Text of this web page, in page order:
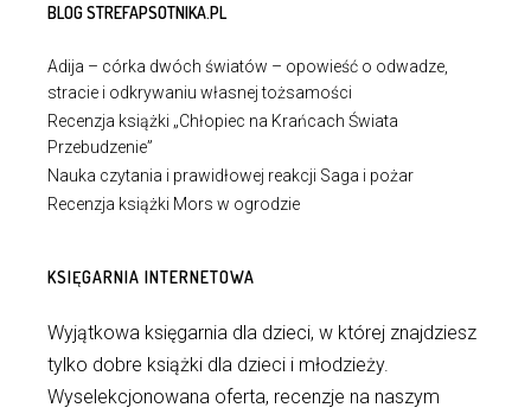
BLOG STREFAPSOTNIKA.PL
Adija – córka dwóch światów – opowieść o odwadze,
stracie i odkrywaniu własnej tożsamości
Recenzja książki „Chłopiec na Krańcach Świata
Przebudzenie”
Nauka czytania i prawidłowej reakcji Saga i pożar
Recenzja książki Mors w ogrodzie
KSIĘGARNIA INTERNETOWA
Wyjątkowa księgarnia dla dzieci, w której znajdziesz
tylko dobre książki dla dzieci i młodzieży.
Wyselekcjonowana oferta, recenzje na naszym